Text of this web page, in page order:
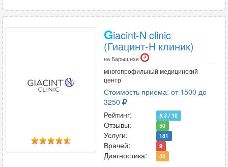
Giacint-N clinic
(Гиацинт-Н клиник)
на Барышихе
многопрофильный медицинский
центр
Стоимость приема: от 1500 до
3250
Рейтинг:
9.3 / 10
Отзывы: 50
Услуги: 181
Врачей: 9
Диагностика: 44